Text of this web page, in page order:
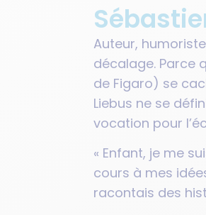
Auteur,
décalage. Parce
de Figaro) se
Liebus ne se
vocation pour
« Enfant, je me
cours à mes
racontais des